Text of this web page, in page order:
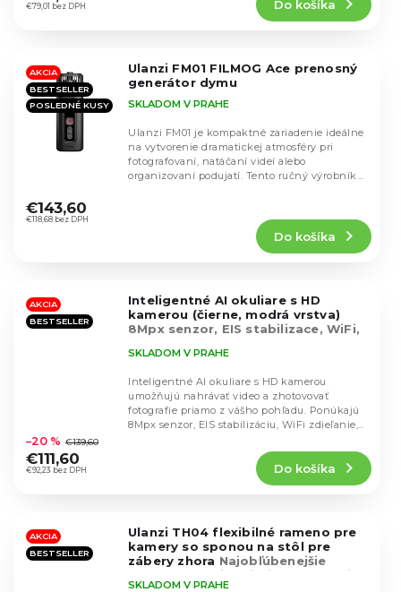
je
hviezdičiek.
€79,01 bez DPH Do košíka
AKCIA
BESTSELLER
POSLEDNÉ KUSY
Ulanzi FM01 FILMOG Ace prenosný
generátor dymu
hodnotenie
produktu
hviezdičiek.
SKLADOM V PRAHE
€118,68 bez DPH
€143,60
Do košíka
Ulanzi FM01 je kompaktné zariadenie ideálne
na vytvorenie dramatickej atmosféry pri
fotografovaní, natáčaní videí alebo
organizovaní podujatí. Tento ručný výrobník
AKCIA
BESTSELLER
Inteligentné AI okuliare s HD
kamerou (čierne, modrá vrstva)
8Mpx senzor, EIS stabilizace, WiFi,
hodnotenie
produktu
je
hviezdičiek.
SKLADOM V PRAHE
€92,23 bez DPH
–20 % €139,60
€111,60
Do košíka
Inteligentné AI okuliare s HD kamerou
umožňujú nahrávať video a zhotovovať
fotografie priamo z vášho pohľadu. Ponúkajú
8Mpx senzor, EIS stabilizáciu, WiFi zdieľanie,
AKCIA
BESTSELLER
Ulanzi TH04 flexibilné rameno pre
kamery so sponou na stôl pre
zábery zhora Najobľúbenejšie
rameno medzi našimi zákazníkmi
SKLADOM V PRAHE